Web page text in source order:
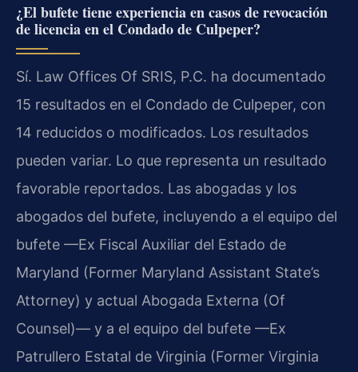
¿El bufete tiene experiencia en casos de revocación
de licencia en el Condado de Culpeper?
Sí. Law Offices Of SRIS, P.C. ha documentado
15 resultados en el Condado de Culpeper, con
14 reducidos o modificados. Los resultados
pueden variar. Lo que representa un resultado
favorable reportados. Las abogadas y los
abogados del bufete, incluyendo a el equipo del
bufete —Ex Fiscal Auxiliar del Estado de
Maryland (Former Maryland Assistant State’s
Attorney) y actual Abogada Externa (Of
Counsel)— y a el equipo del bufete —Ex
Patrullero Estatal de Virginia (Former Virginia